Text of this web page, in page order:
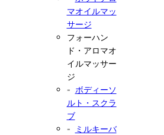
マオイルマッ
サージ
フォーハン
ド・アロマオ
イルマッサー
ジ
ボディーソ
ルト・スクラ
ブ
ミルキーバ